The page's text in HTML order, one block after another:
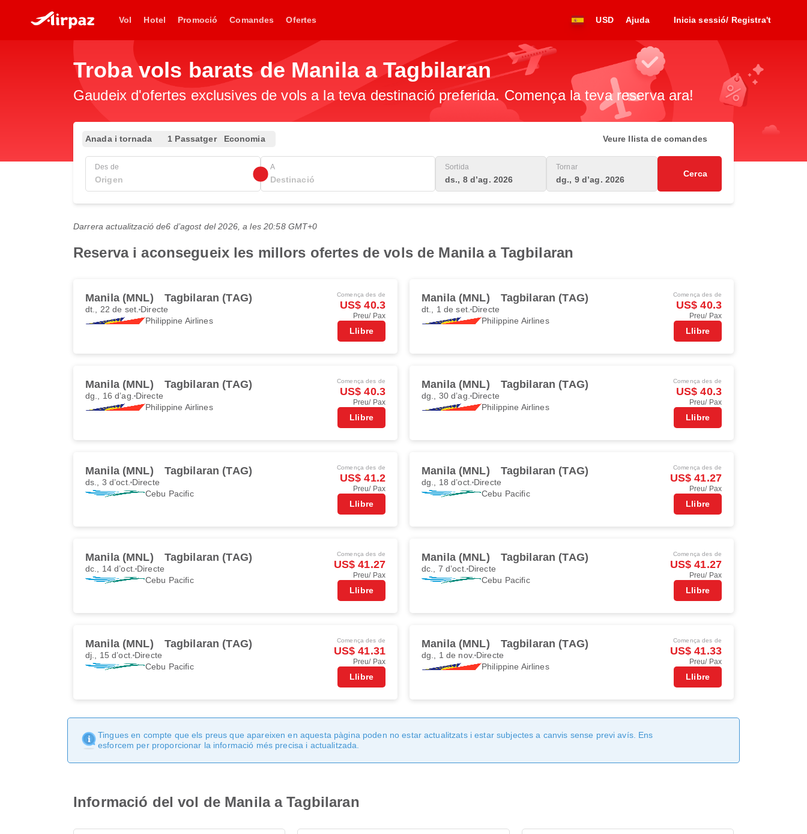
Vol Hotel Promoció Comandes Ofertes USD Ajuda Inicia sessió/ Registra't
Troba vols barats de Manila a Tagbilaran
Gaudeix d'ofertes exclusives de vols a la teva destinació preferida. Comença la teva reserva ara!
Anada i tornada 1 Passatger Economia Veure llista de comandes
Des de A Sortida
ds., 8 d’ag. 2026
Tornar
dg., 9 d’ag. 2026
Cerca
Darrera actualització de6 d’agost del 2026, a les 20:58 GMT+0
Reserva i aconsegueix les millors ofertes de vols de Manila a Tagbilaran
Manila (MNL) Tagbilaran (TAG)
dt., 22 de set. Directe
Philippine Airlines
Comença des de
US$ 40.3
Preu/ Pax
Llibre
Manila (MNL) Tagbilaran (TAG)
dt., 1 de set. Directe
Philippine Airlines
Comença des de
US$ 40.3
Preu/ Pax
Llibre
Manila (MNL) Tagbilaran (TAG)
dg., 16 d’ag. Directe
Philippine Airlines
Comença des de
US$ 40.3
Preu/ Pax
Llibre
Manila (MNL) Tagbilaran (TAG)
dg., 30 d’ag. Directe
Philippine Airlines
Comença des de
US$ 40.3
Preu/ Pax
Llibre
Manila (MNL) Tagbilaran (TAG)
ds., 3 d’oct. Directe
Cebu Pacific
Comença des de
US$ 41.2
Preu/ Pax
Llibre
Manila (MNL) Tagbilaran (TAG)
dg., 18 d’oct. Directe
Cebu Pacific
Comença des de
US$ 41.27
Preu/ Pax
Llibre
Manila (MNL) Tagbilaran (TAG)
dc., 14 d’oct. Directe
Cebu Pacific
Comença des de
US$ 41.27
Preu/ Pax
Llibre
Manila (MNL) Tagbilaran (TAG)
dc., 7 d’oct. Directe
Cebu Pacific
Comença des de
US$ 41.27
Preu/ Pax
Llibre
Manila (MNL) Tagbilaran (TAG)
dj., 15 d’oct. Directe
Cebu Pacific
Comença des de
US$ 41.31
Preu/ Pax
Llibre
Manila (MNL) Tagbilaran (TAG)
dg., 1 de nov. Directe
Philippine Airlines
Comença des de
US$ 41.33
Preu/ Pax
Llibre
Tingues en compte que els preus que apareixen en aquesta pàgina poden no estar actualitzats i estar subjectes a canvis sense previ avís. Ens
esforcem per proporcionar la informació més precisa i actualitzada.
Informació del vol de Manila a Tagbilaran